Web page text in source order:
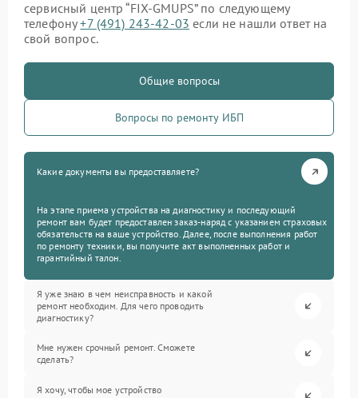
сервисный центр “FIX-GMUPS” по следующему
телефону+7 (491) 243-42-03 если не нашли ответ на
свой вопрос.
Общие вопросы
Вопросы по ремонту ИБП
Какие документы вы предоставляете?
На этапе приема устройства на диагностику и последующий
ремонт вам будет предоставлен заказ-наряд с указанием страховых
обязательств на ваше устройство. Далее, после выполнения работ
по ремонту техники, вы получите акт выполненных работ и
гарантийный талон.
Я уже знаю в чем неисправность и какой
ремонт необходим. Для чего проводить
диагностику?
Мне нужен срочный ремонт. Сможете
сделать?
Я хочу, чтобы мое устройство